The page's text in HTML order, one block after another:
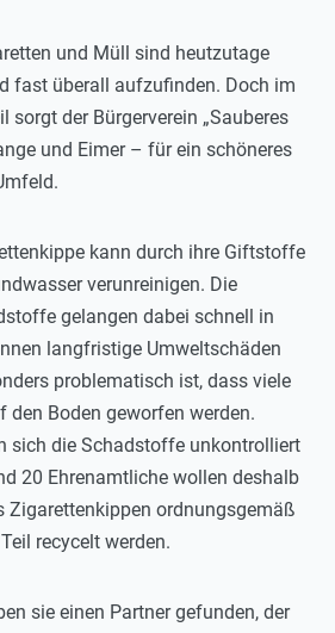
und Müll sind heutzutage
fast überall aufzufinden. Doch im
sorgt der Bürgerverein „Sauberes
und Eimer – für ein schöneres
kann durch ihre Giftstoffe
verunreinigen. Die
gelangen dabei schnell in
langfristige Umweltschäden
problematisch ist, dass viele
den Boden geworfen werden.
sich die Schadstoffe unkontrolliert
20 Ehrenamtliche wollen deshalb
Zigarettenkippen ordnungsgemäß
recycelt werden.
sie einen Partner gefunden, der